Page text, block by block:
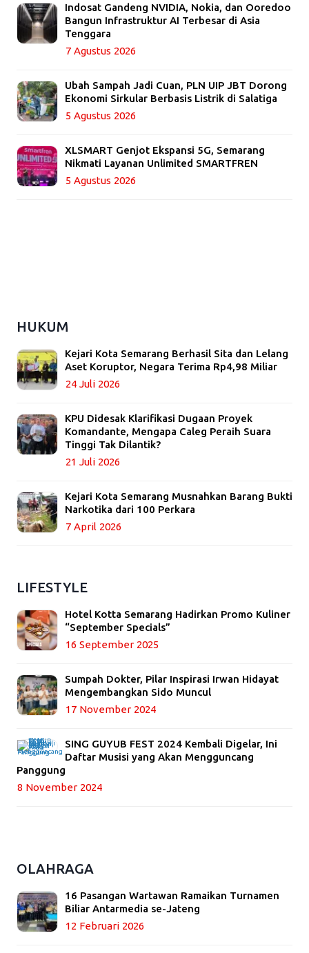
Indosat Gandeng NVIDIA, Nokia, dan Ooredoo
Bangun Infrastruktur AI Terbesar di Asia
Tenggara
7 Agustus 2026
Ubah Sampah Jadi Cuan, PLN UIP JBT Dorong
Ekonomi Sirkular Berbasis Listrik di Salatiga
5 Agustus 2026
XLSMART Genjot Ekspansi 5G, Semarang
Nikmati Layanan Unlimited SMARTFREN
5 Agustus 2026
HUKUM
Kejari Kota Semarang Berhasil Sita dan Lelang
Aset Koruptor, Negara Terima Rp4,98 Miliar
24 Juli 2026
KPU Didesak Klarifikasi Dugaan Proyek
Komandante, Mengapa Caleg Peraih Suara
Tinggi Tak Dilantik?
21 Juli 2026
Kejari Kota Semarang Musnahkan Barang Bukti
Narkotika dari 100 Perkara
7 April 2026
LIFESTYLE
Hotel Kotta Semarang Hadirkan Promo Kuliner
“September Specials”
16 September 2025
Sumpah Dokter, Pilar Inspirasi Irwan Hidayat
Mengembangkan Sido Muncul
17 November 2024
SING GUYUB FEST 2024 Kembali Digelar, Ini
Daftar Musisi yang Akan Mengguncang
Panggung
8 November 2024
OLAHRAGA
16 Pasangan Wartawan Ramaikan Turnamen
Biliar Antarmedia se-Jateng
12 Februari 2026